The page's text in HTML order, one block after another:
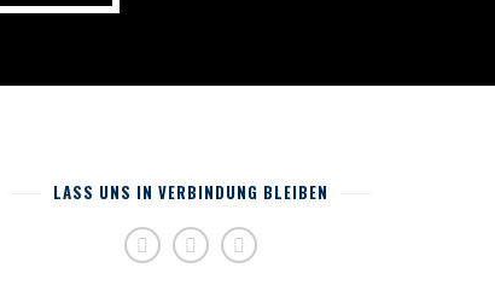
LASS UNS IN VERBINDUNG BLEIBEN